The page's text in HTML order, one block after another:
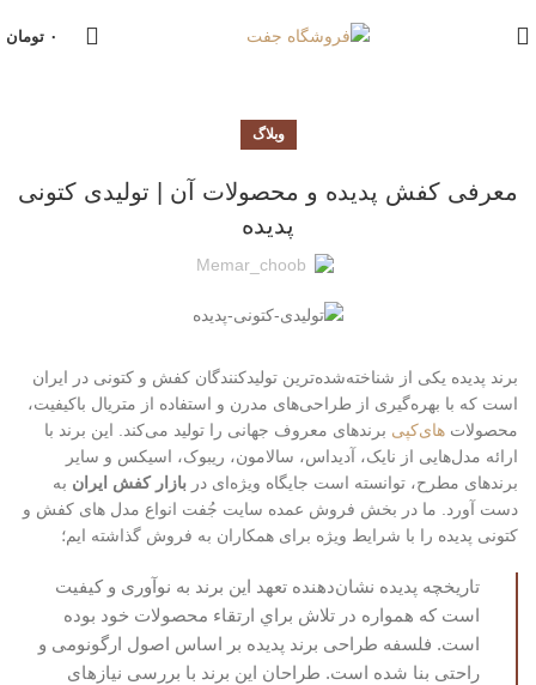
۰ تومان
وبلاگ
معرفی کفش پدیده و محصولات آن | تولیدی کتونی
پدیده
Memar_choob
برند پدیده یکی از شناخته‌شده‌ترین تولیدکنندگان کفش و کتونی در ایران
است که با بهره‌گیری از طراحی‌های مدرن و استفاده از متریال باکیفیت،
محصولات های‌کپی برندهای معروف جهانی را تولید می‌کند. این برند با
ارائه مدل‌هایی از نایک، آدیداس، سالامون، ریبوک، اسیکس و سایر
برندهای مطرح، توانسته است جایگاه ویژه‌ای در بازار کفش ایران به
دست آورد. ما در بخش فروش عمده سایت جُفت انواع مدل های کفش و
کتونی پدیده را با شرایط ویژه برای همکاران به فروش گذاشته ایم؛
تاريخچه پديده نشان‌دهنده تعهد اين برند به نوآوری و کيفيت
است که همواره در تلاش براي ارتقاء محصولات خود بوده
است. فلسفه طراحی برند پديده بر اساس اصول ارگونومی و
راحتی بنا شده است. طراحان اين برند با بررسی نيازهای